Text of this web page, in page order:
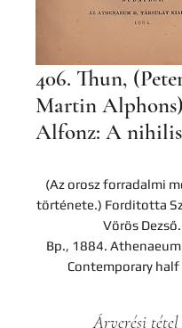
406. Thun,
Martin Alphons)
Alfonz: A
(Az orosz forradalmi
története.) Forditotta
Vörös Dezső.
Bp., 1884.
Contemporary
Árverési tétel